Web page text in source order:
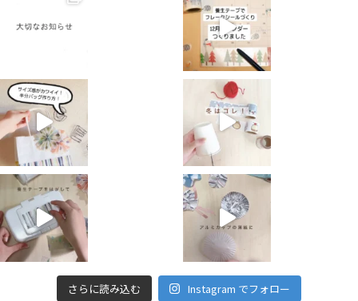
さらに読み込む Instagram でフォロー